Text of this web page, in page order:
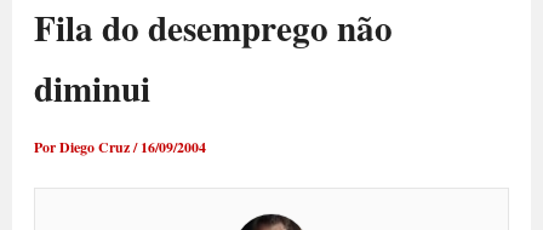
Fila do desemprego não
diminui
PorDiego Cruz/16/09/2004